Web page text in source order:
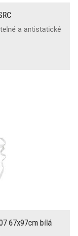
a antistatické
67x97cm bílá